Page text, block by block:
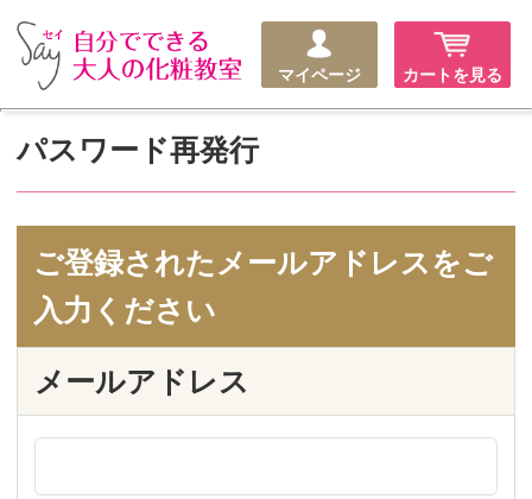
マイページ カートを見る
パスワード再発行
ご登録されたメールアドレスをご
入力ください
メールアドレス
ログイン画面へ戻る